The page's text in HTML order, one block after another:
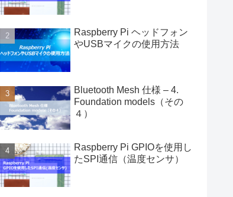
Raspberry Pi ヘッドフォン
やUSBマイクの使用方法
Bluetooth Mesh 仕様 – 4.
Foundation models（その
４）
Raspberry Pi GPIOを使用し
たSPI通信（温度センサ）